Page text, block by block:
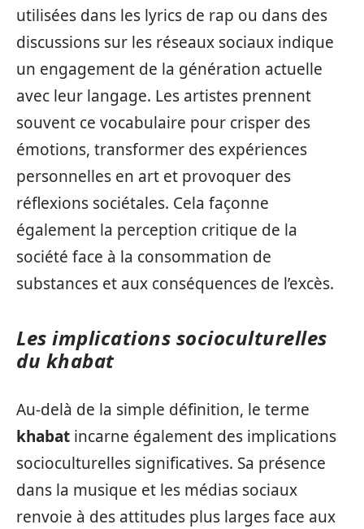
utilisées dans les lyrics de rap ou dans des
discussions sur les réseaux sociaux indique
un engagement de la génération actuelle
avec leur langage. Les artistes prennent
souvent ce vocabulaire pour crisper des
émotions, transformer des expériences
personnelles en art et provoquer des
réflexions sociétales. Cela façonne
également la perception critique de la
société face à la consommation de
substances et aux conséquences de l’excès.
Les implications socioculturelles
du khabat
Au-delà de la simple définition, le terme
khabat incarne également des implications
socioculturelles significatives. Sa présence
dans la musique et les médias sociaux
renvoie à des attitudes plus larges face aux